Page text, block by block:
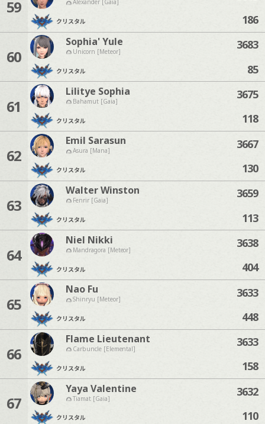
59 Alexander [Gaia]
クリスタル
186
60
Sophia' Yule
Unicorn [Meteor]
クリスタル
3683
85
61
Lilitye Sophia
Bahamut [Gaia]
クリスタル
3675
118
62
Emil Sarasun
Asura [Mana]
クリスタル
3667
130
63
Walter Winston
Fenrir [Gaia]
クリスタル
3659
113
64
Niel Nikki
Mandragora [Meteor]
クリスタル
3638
404
65
Nao Fu
Shinryu [Meteor]
クリスタル
3633
448
66
Flame Lieutenant
Carbuncle [Elemental]
クリスタル
3633
158
67
Yaya Valentine
Tiamat [Gaia]
クリスタル
3632
110